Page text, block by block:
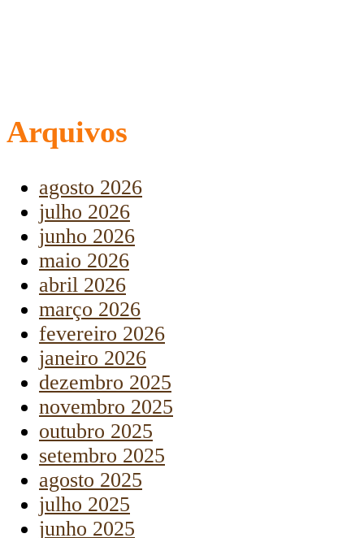
Arquivos
agosto 2026
julho 2026
junho 2026
maio 2026
abril 2026
março 2026
fevereiro 2026
janeiro 2026
dezembro 2025
novembro 2025
outubro 2025
setembro 2025
agosto 2025
julho 2025
junho 2025